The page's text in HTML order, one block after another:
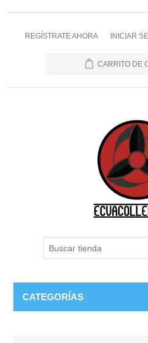
REGÍSTRATE AHORA INICIAR
CARRITO DE
CATEGORÍAS